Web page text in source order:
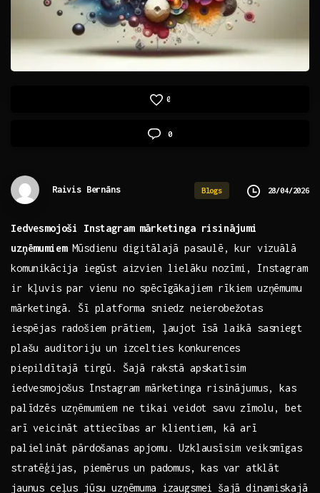
0
0
Raivis Bernāns Blogs 28/04/2026
Iedvesmojoši Instagram mārketinga risinājumi
uzņēmumiemMūsdienu⁤ digitālajā pasaulē, kur vizuālā
komunikācija ‍iegūst aizvien lielāku nozīmi, Instagram
ir kļuvis par vienu no spēcīgākajiem rīkiem uzņēmumu​
mārketingā. Šī platforma ​sniedz neierobežotas
iespējas radošiem​ prātiem, ļaujot īsā laikā sasniegt
plašu auditoriju un izcelties⁢ konkurences
piepildītajā tirgū. Šajā‌ rakstā apskatīsim
iedvesmojošus Instagram⁢ mārketinga ⁣risinājumus, kas
palīdzēs uzņēmumiem ne tikai⁢ veidot savu zīmolu, bet
arī veicināt attiecības ar klientiem, ‍kā arī
palielināt pārdošanas apjomu. Uzklausīsim veiksmīgas
stratēģijas,⁣ piemērus un padomus, ⁣kas var atklāt
jaunus ceļus jūsu uzņēmuma izaugsmei ⁢šajā dinamiskajā